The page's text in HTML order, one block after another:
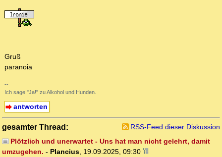
Gruß
paranoia
--
Ich sage "Ja!" zu Alkohol und Hunden.
antworten
gesamter Thread:
RSS-Feed dieser Diskussion
Plötzlich und unerwartet - Uns hat man nicht gelehrt, damit
umzugehen. - Plancius, 19.09.2025, 09:30